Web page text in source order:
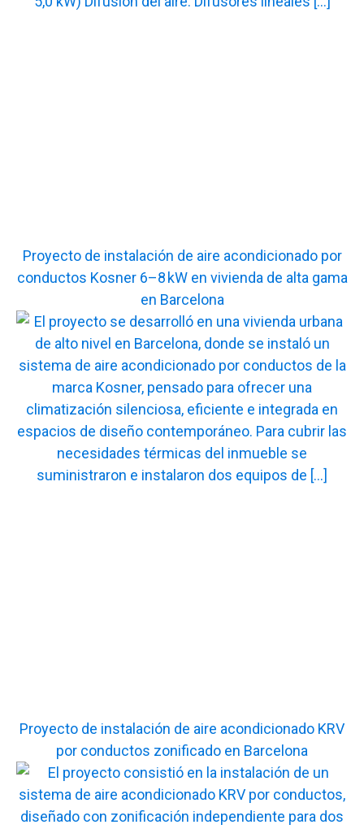
Proyecto de instalación de aire acondicionado por
conductos Kosner 6–8 kW en vivienda de alta gama
en Barcelona
Proyecto de instalación de aire acondicionado KRV
por conductos zonificado en Barcelona